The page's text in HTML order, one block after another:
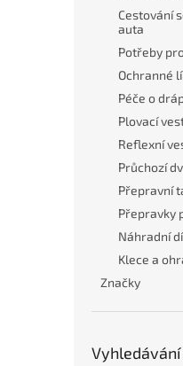
Cestování
auta
Potřeby
Ochranné
Péče o
Plovací
Reflexní
Průchozí
Přepravní
Přepravky
Náhradní
Klece a
Značky
Vyhledávání